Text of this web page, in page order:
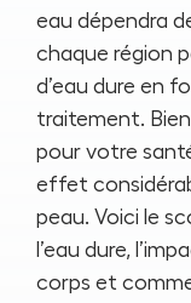
eau dépendra
chaque région
d’eau dure en
traitement.
pour votre
effet
peau. Voici le
l’eau dure,
corps et